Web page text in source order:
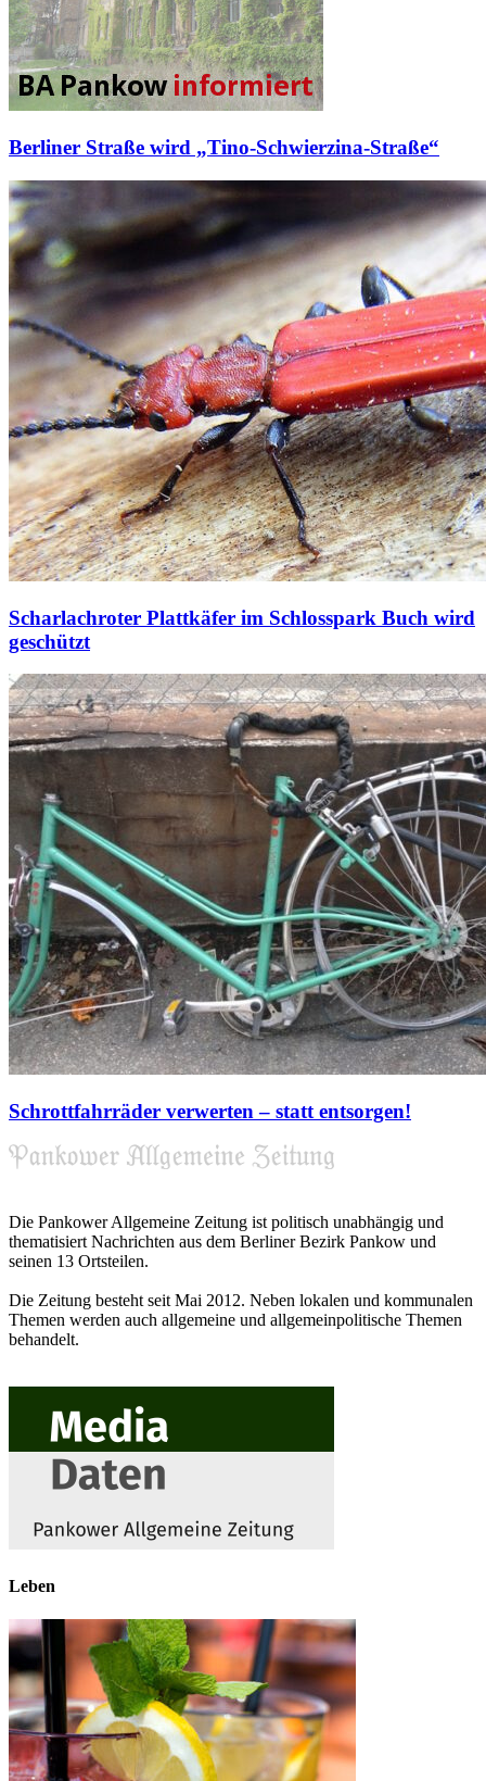
Berliner Straße wird „Tino-Schwierzina-Straße“
Scharlachroter Plattkäfer im Schlosspark Buch wird
geschützt
Schrottfahrräder verwerten – statt entsorgen!
Die Pankower Allgemeine Zeitung ist politisch unabhängig und
thematisiert Nachrichten aus dem Berliner Bezirk Pankow und
seinen 13 Ortsteilen.
Die Zeitung besteht seit Mai 2012. Neben lokalen und kommunalen
Themen werden auch allgemeine und allgemeinpolitische Themen
behandelt.
Leben